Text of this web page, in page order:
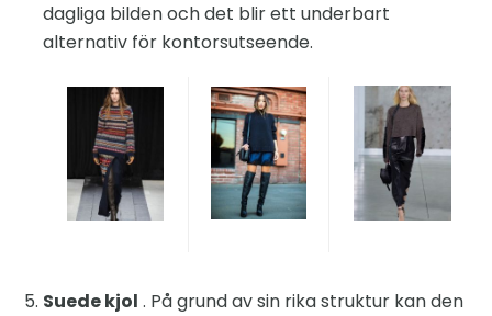
dagliga bilden och det blir ett underbart
alternativ för kontorsutseende.
Suede kjol . På grund av sin rika struktur kan den